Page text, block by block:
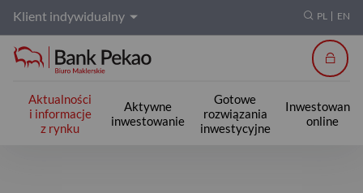
Klient indywidualny PL EN
Aktualności
i informacje
z rynku
Aktywne
inwestowanie
Gotowe
rozwiązania
inwestycyjne
Inwestowanie
online